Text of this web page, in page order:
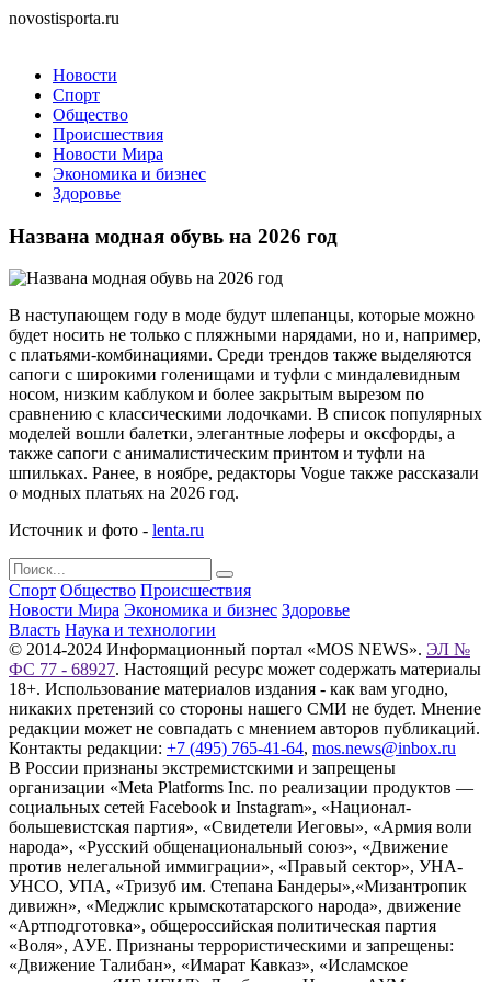
novostisporta.ru
Новости
Спорт
Общество
Происшествия
Новости Мира
Экономика и бизнес
Здоровье
Названа модная обувь на 2026 год
В наступающем году в моде будут шлепанцы, которые можно
будет носить не только с пляжными нарядами, но и, например,
с платьями-комбинациями. Среди трендов также выделяются
сапоги с широкими голенищами и туфли с миндалевидным
носом, низким каблуком и более закрытым вырезом по
сравнению с классическими лодочками. В список популярных
моделей вошли балетки, элегантные лоферы и оксфорды, а
также сапоги с анималистическим принтом и туфли на
шпильках. Ранее, в ноябре, редакторы Vogue также рассказали
о модных платьях на 2026 год.
Источник и фото - lenta.ru
Спорт Общество Происшествия
Новости Мира Экономика и бизнес Здоровье
Власть Наука и технологии
© 2014-2024 Информационный портал «MOS NEWS». ЭЛ №
ФС 77 - 68927. Настоящий ресурс может содержать материалы
18+. Использование материалов издания - как вам угодно,
никаких претензий со стороны нашего СМИ не будет. Мнение
редакции может не совпадать с мнением авторов публикаций.
Контакты редакции: +7 (495) 765-41-64, mos.news@inbox.ru
В России признаны экстремистскими и запрещены
организации «Meta Platforms Inc. по реализации продуктов —
социальных сетей Facebook и Instagram», «Национал-
большевистская партия», «Свидетели Иеговы», «Армия воли
народа», «Русский общенациональный союз», «Движение
против нелегальной иммиграции», «Правый сектор», УНА-
УНСО, УПА, «Тризуб им. Степана Бандеры»,«Мизантропик
дивижн», «Меджлис крымскотатарского народа», движение
«Артподготовка», общероссийская политическая партия
«Воля», АУЕ. Признаны террористическими и запрещены:
«Движение Талибан», «Имарат Кавказ», «Исламское